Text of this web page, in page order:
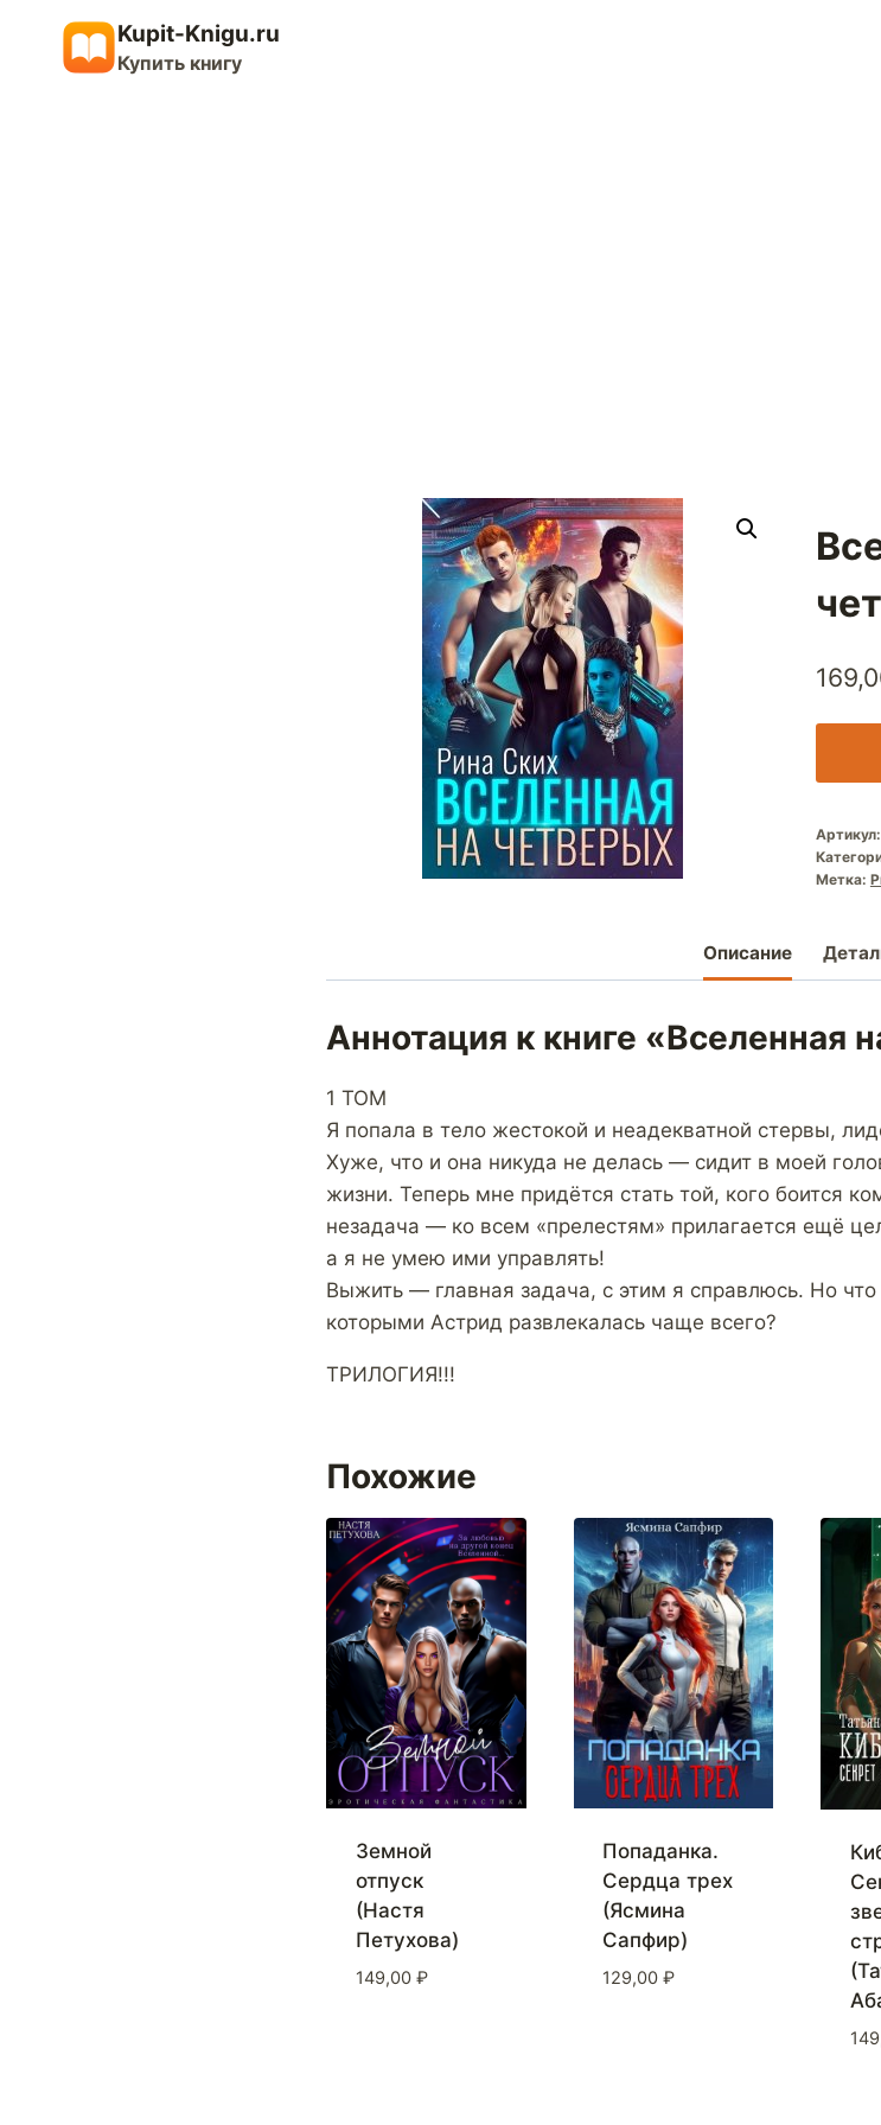
содержимому
Kupit-Knigu.ru
Купить книгу
Артикул:
Метка:
Описание
Аннотация к книге «Вселенная
1 ТОМ
Я попала в тело жестокой и неадекватной стервы,
Хуже, что и она никуда не делась — сидит в моей
жизни. Теперь мне придётся стать той, кого боится
незадача — ко всем «прелестям» прилагается ещё
а я не умею ими управлять!
Выжить — главная задача, с этим я справлюсь. Но
которыми Астрид развлекалась чаще всего?
ТРИЛОГИЯ!!!
Похожие
Земной
отпуск
(Настя
Петухова)
149,00 ₽
Попаданка.
Сердца трех
(Ясмина
Сапфир)
129,00 ₽